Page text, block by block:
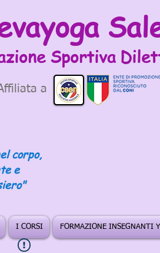
Sportiva
a
corpo,
e
I CORSI FORMAZIONE INSEGNANTI